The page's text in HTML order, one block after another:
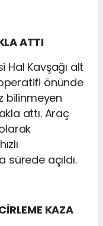
ATTI
Hal Kavşağı alt
önünde
bilinmeyen
attı. Araç
açıldı.
KAZA